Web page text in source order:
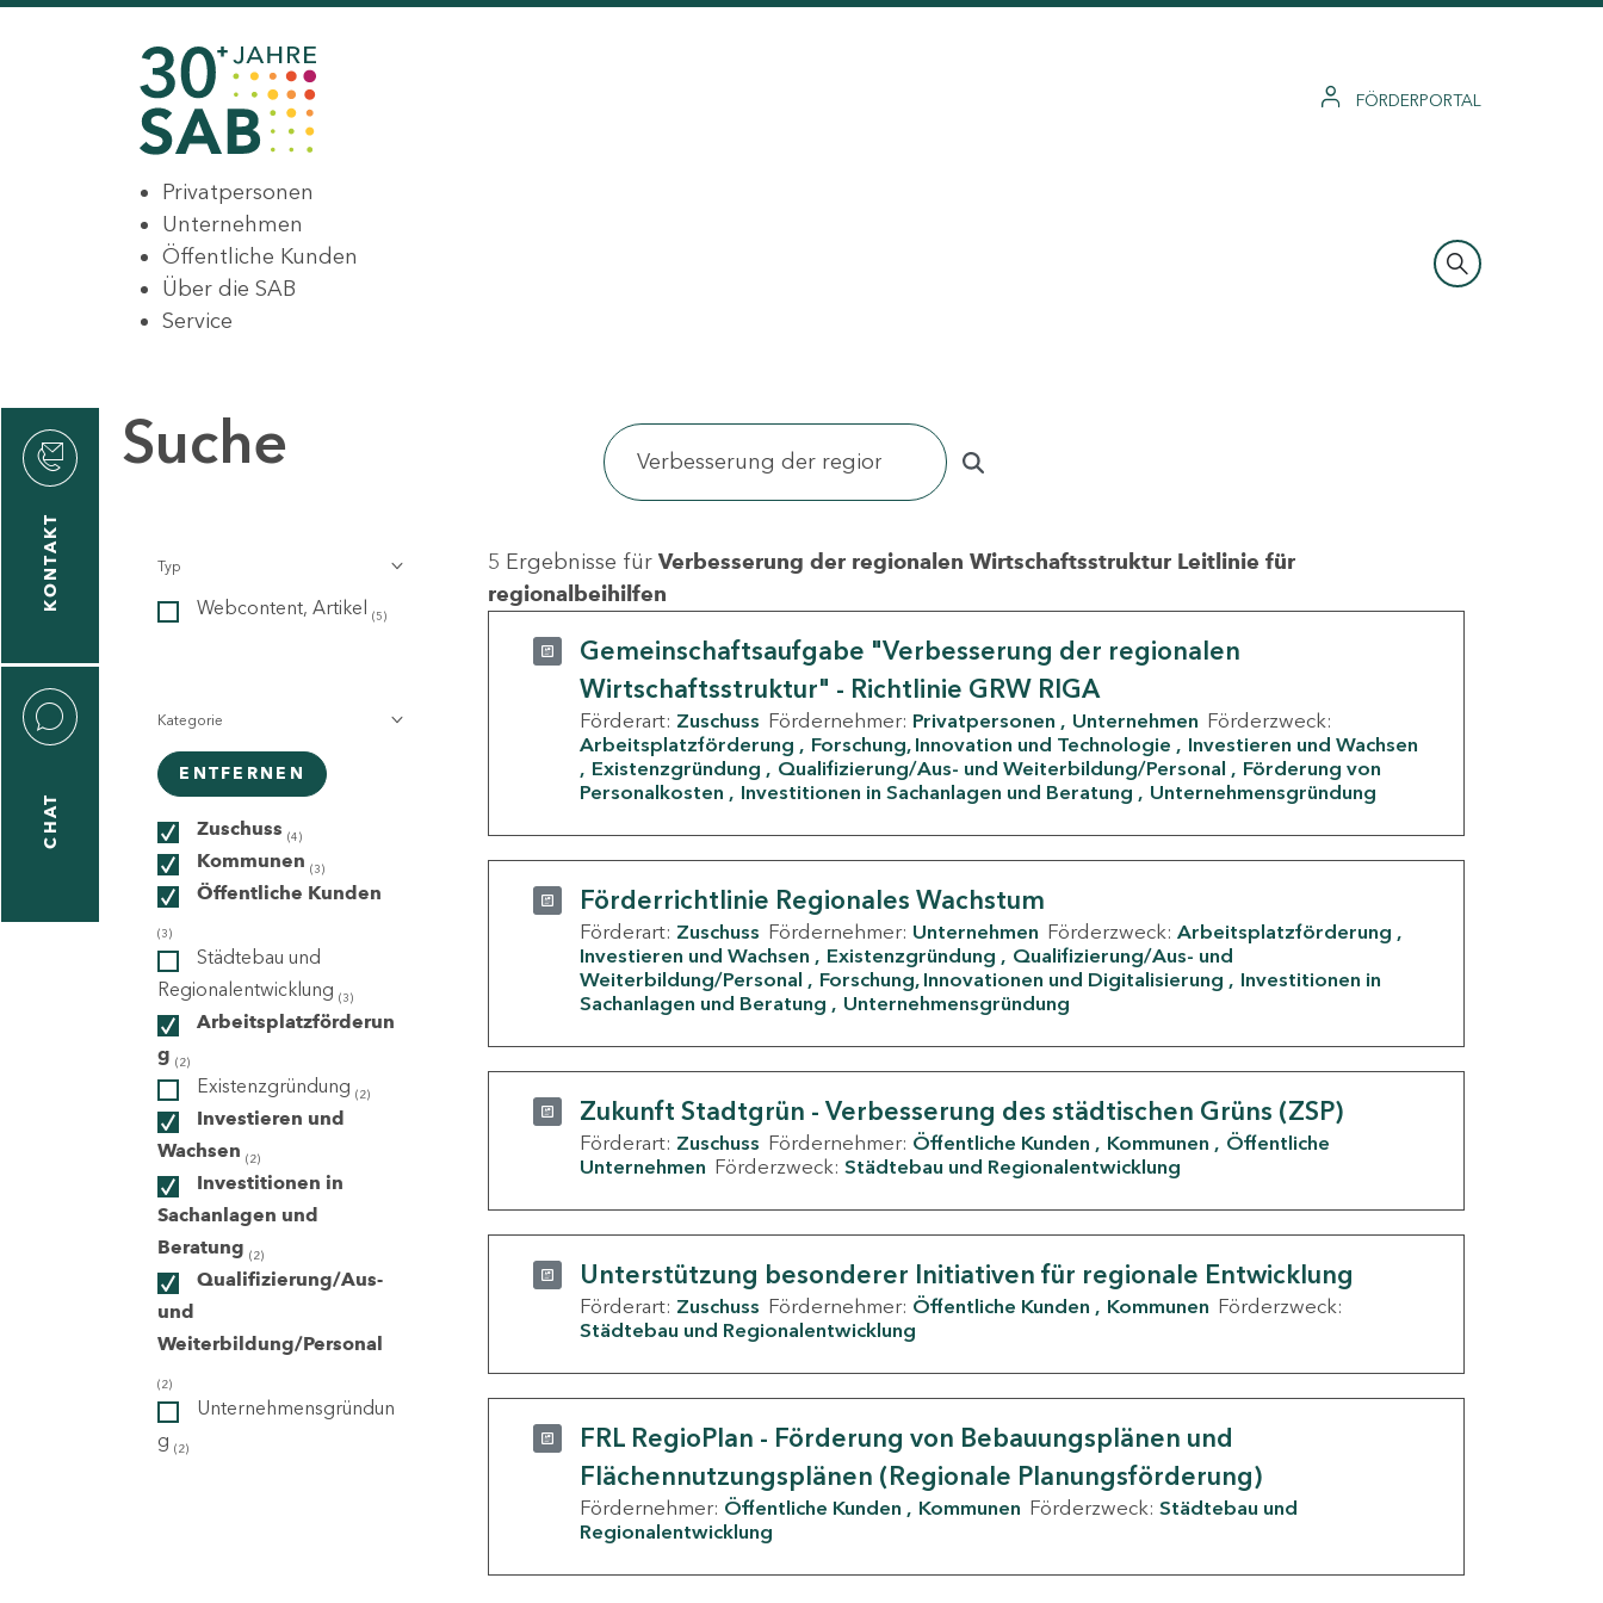
FÖRDERPORTAL
Privatpersonen
Unternehmen
Öffentliche Kunden
Über die SAB
Service
KONTAKT
CHAT
Suche
Typ
Webcontent, Artikel (5)
Kategorie
ENTFERNEN
Zuschuss (4)
Kommunen (3)
Öffentliche Kunden
(3)
Städtebau und
Regionalentwicklung (3)
Arbeitsplatzförderun
g (2)
Existenzgründung (2)
Investieren und
Wachsen (2)
Investitionen in
Sachanlagen und
Beratung (2)
Qualifizierung/Aus-
und
Weiterbildung/Personal
(2)
Unternehmensgründun
g (2)
5 Ergebnisse für Verbesserung der regionalen Wirtschaftsstruktur Leitlinie für
regionalbeihilfen
Gemeinschaftsaufgabe "Verbesserung der regionalen
Wirtschaftsstruktur" - Richtlinie GRW RIGA
Förderart: Zuschuss Fördernehmer: Privatpersonen Unternehmen Förderzweck:
Arbeitsplatzförderung
Forschung, Innovation und Technologie
Investieren und Wachsen
Existenzgründung
Qualifizierung/Aus- und Weiterbildung/Personal
Förderung von
Personalkosten
Investitionen in Sachanlagen und Beratung Unternehmensgründung
Förderrichtlinie Regionales Wachstum
Förderart: Zuschuss Fördernehmer: Unternehmen Förderzweck: Arbeitsplatzförderung
Investieren und Wachsen
Existenzgründung
Qualifizierung/Aus- und
Weiterbildung/Personal
Forschung, Innovationen und Digitalisierung
Investitionen in
Sachanlagen und Beratung
Unternehmensgründung
Zukunft Stadtgrün - Verbesserung des städtischen Grüns (ZSP)
Förderart: Zuschuss Fördernehmer: Öffentliche Kunden Kommunen
Öffentliche
Unternehmen Förderzweck: Städtebau und Regionalentwicklung
Unterstützung besonderer Initiativen für regionale Entwicklung
Förderart: Zuschuss Fördernehmer: Öffentliche Kunden Kommunen Förderzweck:
Städtebau und Regionalentwicklung
FRL RegioPlan - Förderung von Bebauungsplänen und
Flächennutzungsplänen (Regionale Planungsförderung)
Fördernehmer: Öffentliche Kunden Kommunen Förderzweck: Städtebau und
Regionalentwicklung